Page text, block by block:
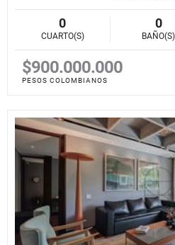
0
CUARTO(S)
0
BAÑO(S)
$900.000.000
PESOS COLOMBIANOS